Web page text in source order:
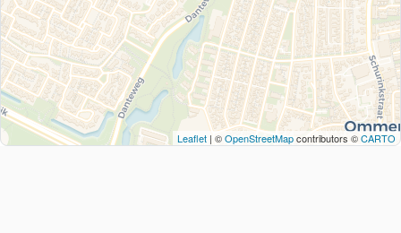
Leaflet | ©OpenStreetMapcontributors ©CARTO